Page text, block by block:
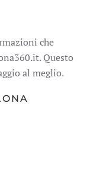
che
Questo
al meglio.